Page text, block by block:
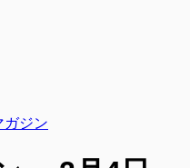
ガジン